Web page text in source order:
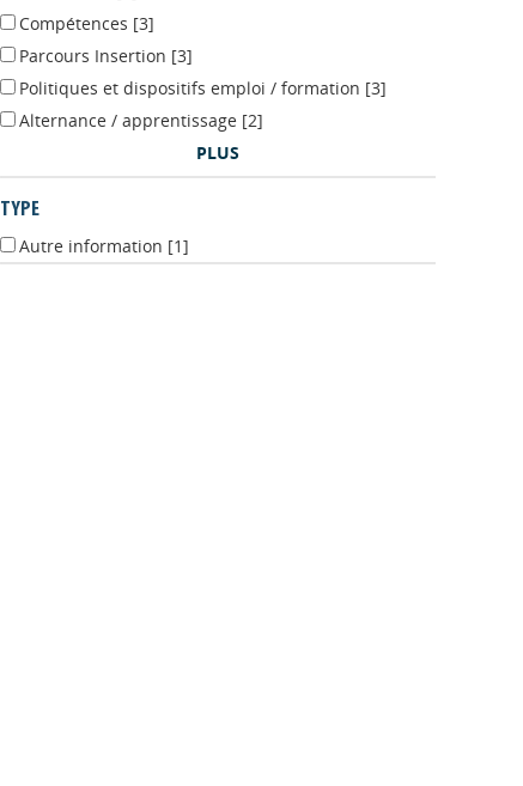
Orientation
[4]
Compétences
[3]
Parcours Insertion
[3]
Politiques et dispositifs emploi / formation
Alternance / apprentissage
PLUS
TYPE
Autre information[1]